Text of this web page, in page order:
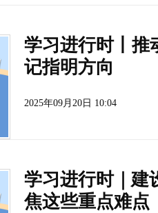
学习进行时丨推
记指明方向
2025年09月20日 10:04
学习进行时｜建
焦这些重点难点